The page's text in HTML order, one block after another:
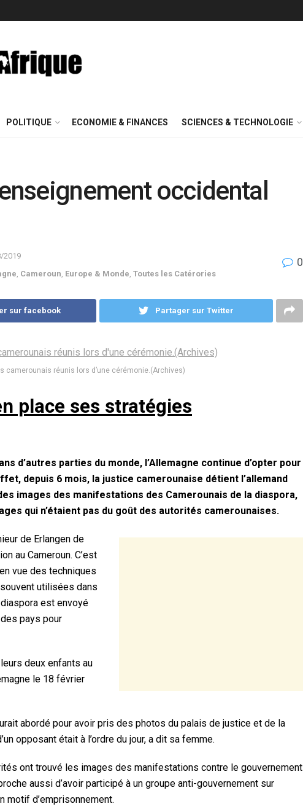
POLITIQUE ECONOMIE & FINANCES SCIENCES & TECHNOLOGIE
occidental
2019
Cameroun Europe & Monde Toutes les Catérories
0
sur facebook Partager sur Twitter
camerounais réunis lors d’une cérémonie.(Archives)
place ses stratégies
d’autres parties du monde, l’Allemagne continue d’opter pour
depuis 6 mois, la justice camerounaise détient l’allemand
images des manifestations des Camerounais de la diaspora,
qui n’étaient pas du goût des autorités camerounaises.
de Erlangen de
au Cameroun. C’est
vue des techniques
utilisées dans
est envoyé
pays pour
deux enfants au
le 18 février
abordé pour ­avoir pris des photos du palais de justice et de la
opposant était à l’ordre du jour, a dit sa femme.
ont trouvé les images des manifestations contre le gouvernement
aussi d’avoir participé à un groupe anti-gouvernement sur
motif d’emprisonnement.